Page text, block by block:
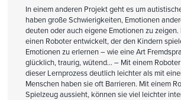
In einem anderen Projekt geht es um
haben große Schwierigkeiten, Emotionen
deuten oder auch eigene Emotionen zu
einen Roboter entwickelt, der den Kindern
Emotionen zu erlernen – wie eine Art
glücklich, traurig, wütend… – Mit einem
dieser Lernprozess deutlich leichter als mit
Menschen haben sie oft Barrieren. Mit einem
Spielzeug aussieht, können sie viel leichter